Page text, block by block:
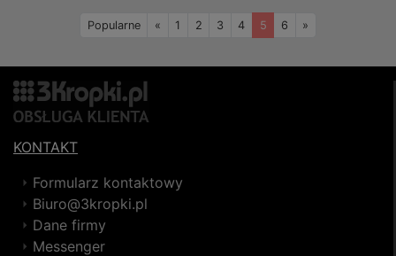
Popularne «Wstecz
1 2 3 4 5 6 »
KONTAKT
Formularz kontaktowy
Biuro@3kropki.pl
Dane firmy
Messenger